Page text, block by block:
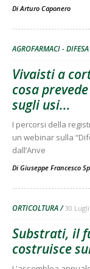
Di Arturo Caponero
AGROFARMACI - DIFESA
Vivaisti a
cosa
sugli usi...
I percorsi della
un webinar sulla
dall’Anve
Di Giuseppe Francesco
ORTICOLTURA 30
Substrati, il
costruisce